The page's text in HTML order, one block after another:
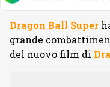
Dragon Ball Super
grande
del nuovo film di